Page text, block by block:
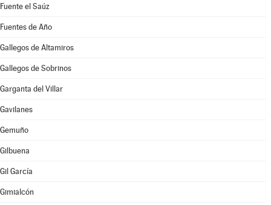
Fuente el Saúz
Fuentes de Año
Gallegos de Altamiros
Gallegos de Sobrinos
Garganta del Villar
Gavilanes
Gemuño
Gilbuena
Gil García
Gimialcón